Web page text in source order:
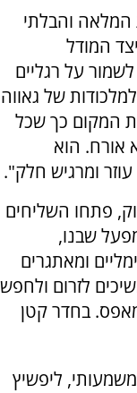
המלאה והבלתי
המודל
על רגליים
של גאווה
את המקום כך שכל
הוא
ומרגיש חלק".
פתחו השליחים
שבנו,
ומאתגרים
לזרום ולחפש
בחדר קטן
ליפשיץ